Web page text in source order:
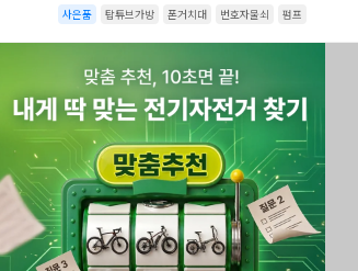
사은품 탑튜브가방 폰거치대 번호자물쇠 펌프